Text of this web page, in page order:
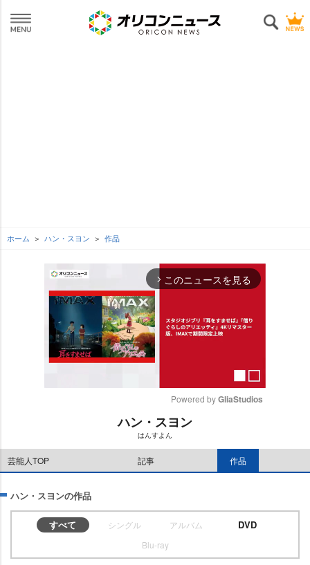
ホーム ハン・スヨン 作品
arrow_forward_ios このニュースを見る
Powered by GliaStudios
ハン・スヨン
はんすよん
芸能人TOP 記事 作品
ハン・スヨンの作品
すべて シングル アルバム DVD
Blu-ray